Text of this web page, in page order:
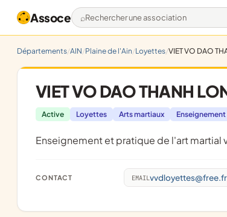
Assoce Rechercher une association
Départements AIN Plaine de l'Ain Loyettes VIET VO DAO
VIET VO DAO THANH
Active Loyettes Arts martiaux
enseignement et pratique de l'art
CONTACT EMAIL vvdloyettes@free.fr